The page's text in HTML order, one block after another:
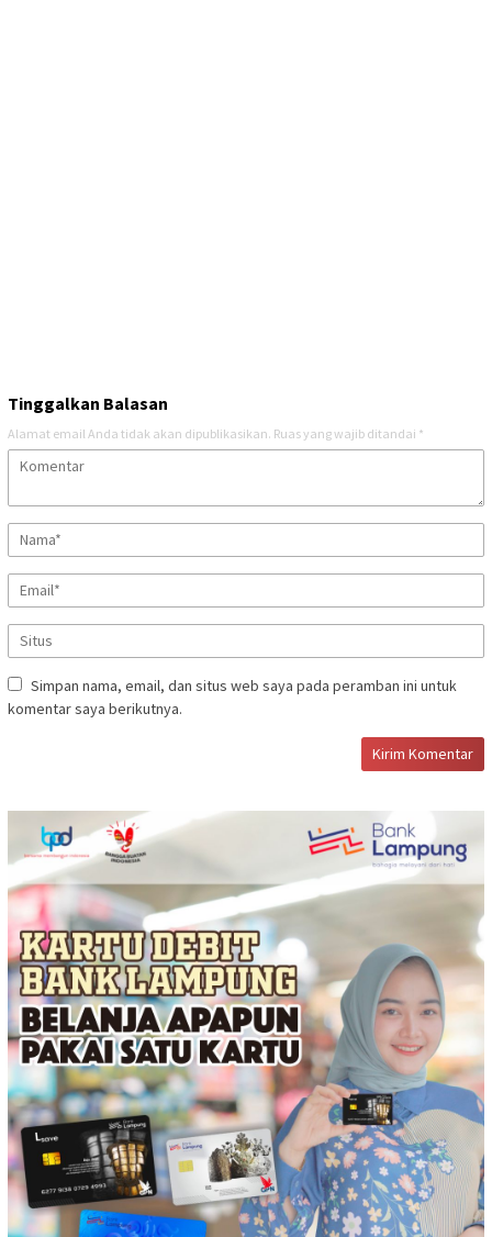
Tinggalkan Balasan
Alamat email Anda tidak akan dipublikasikan. Ruas yang wajib ditandai *
Simpan nama, email, dan situs web saya pada peramban ini untuk
komentar saya berikutnya.